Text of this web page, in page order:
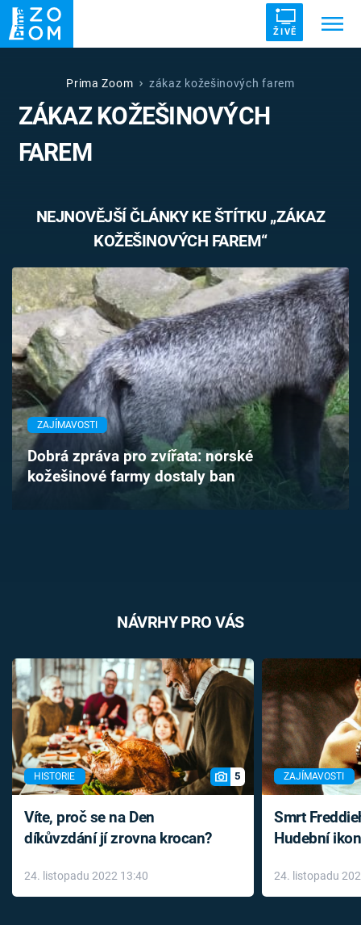
ŽIVĚ
ZRÁDCI DRUHÁ SVĚTOVÁ VÁLKA
ZÁHADY VETŘELCI DÁVNOVĚKU
Témata
Pořady
TV Program
Časopis
Sledujte prima+
Přihlášení
Prima Zoom zákaz kožešinových farem
ZÁKAZ KOŽEŠINOVÝCH
FAREM
NEJNOVĚJŠÍ ČLÁNKY KE ŠTÍTKU „ZÁKAZ
KOŽEŠINOVÝCH FAREM“
ZAJÍMAVOSTI
Dobrá zpráva pro zvířata: norské
kožešinové farmy dostaly ban
NÁVRHY PRO VÁS
HISTORIE 5
Víte, proč se na Den
díkůvzdání jí zrovna krocan?
24. listopadu 2022 13:40
ZAJÍMAVOSTI
Smrt
Hudební
léky
24. listopadu